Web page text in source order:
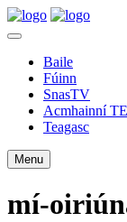
Baile
Fúinn
SnasTV
Acmhainní
Teagasc
Menu
mí-